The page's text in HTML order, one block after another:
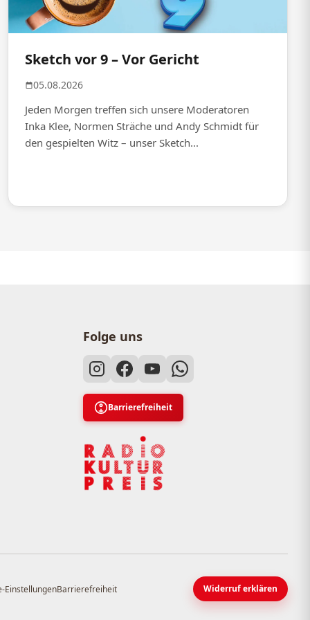
Sketch vor 9 – Vor Gericht
05.08.2026
Jeden Morgen treffen sich unsere Moderatoren
Inka Klee, Normen Sträche und Andy Schmidt für
den gespielten Witz – unser Sketch...
Folge uns
Barrierefreiheit
EinstellungenBarrierefreiheit Widerruf erklären